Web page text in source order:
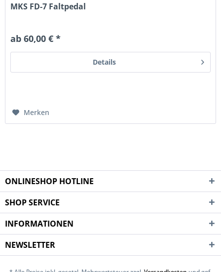
MKS FD-7 Faltpedal
ab 60,00 € *
Details
Merken
ONLINESHOP HOTLINE
SHOP SERVICE
INFORMATIONEN
NEWSLETTER